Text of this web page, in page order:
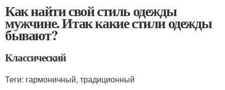
Как найти свой стиль одежды
мужчине. Итак какие стили одежды
бывают?
Классический
Теги: гармоничный, традиционный